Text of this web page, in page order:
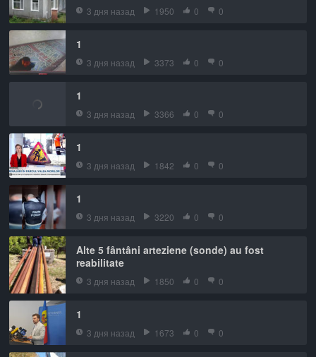
3 дня назад 1950 0 0
1
3 дня назад 3373 0 0
1
3 дня назад 3366 0 0
1
3 дня назад 1842 0 0
1
3 дня назад 3220 0 0
Alte 5 fântâni arteziene (sonde) au fost
reabilitate
3 дня назад 1850 0 0
1
3 дня назад 1673 0 0